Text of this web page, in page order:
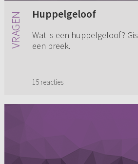
Huppelgeloof
Wat is een huppelgeloof?
een preek.
15 reacties